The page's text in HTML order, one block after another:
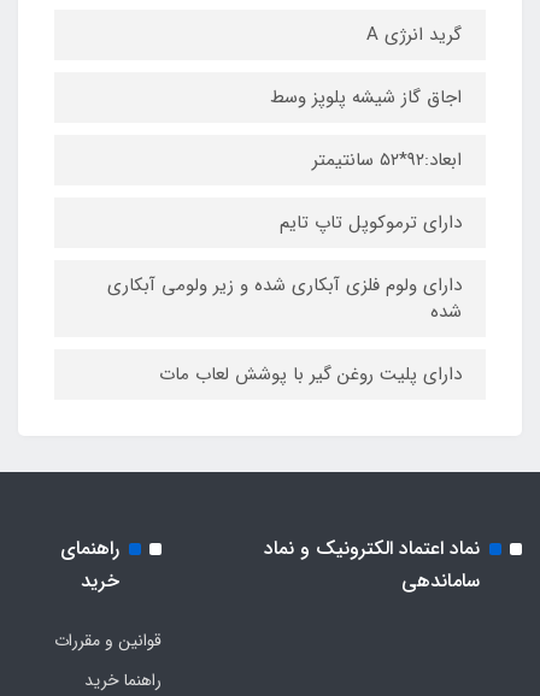
گرید انرژی A
اجاق گاز شیشه پلوپز وسط
ابعاد:۹۲*۵۲ سانتیمتر
دارای ترموکوپل تاپ تایم
دارای ولوم فلزی آبکاری شده و زیر ولومی آبکاری
شده
دارای پلیت روغن گیر با پوشش لعاب مات
نماد اعتماد الکترونیک و نماد
ساماندهی
راهنمای
خرید
قوانین و مقررات
راهنما خرید